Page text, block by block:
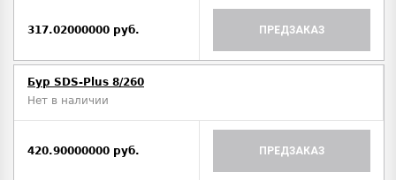
317.02000000 руб. ПРЕДЗАКАЗ
Бур SDS-Plus 8/260
Нет в наличии
420.90000000 руб. ПРЕДЗАКАЗ